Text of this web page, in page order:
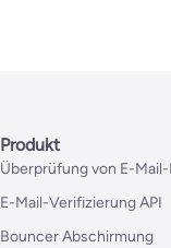
Produkt
Überprüfung von E-
E-Mail-Verifizierung API
Bouncer Abschirmung